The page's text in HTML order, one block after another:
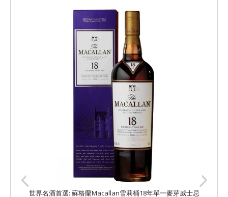
世界名酒首選: 蘇格蘭Macallan雪莉桶18年單一麥芽威士忌